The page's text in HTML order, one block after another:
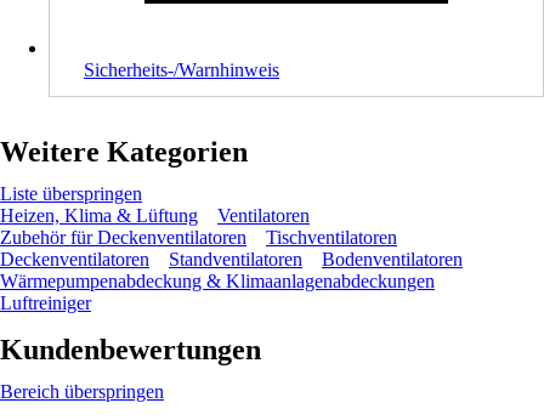
Sicherheits-/Warnhinweis
Weitere Kategorien
Liste überspringen
Heizen, Klima & Lüftung
Ventilatoren
Zubehör für Deckenventilatoren
Tischventilatoren
Deckenventilatoren
Standventilatoren
Bodenventilatoren
Wärmepumpenabdeckung & Klimaanlagenabdeckungen
Luftreiniger
Kundenbewertungen
Bereich überspringen